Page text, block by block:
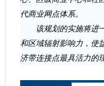
代商业网点体系。
该规划的实施将进一
和区域辐射影响力， 使
济带连接点最具活力的